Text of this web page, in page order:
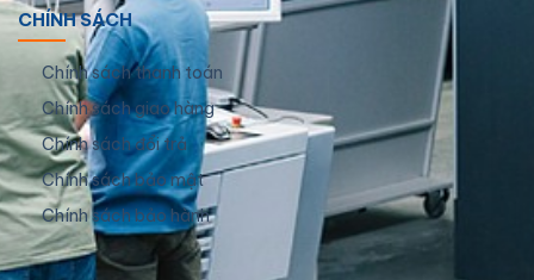
CHÍNH SÁCH
Chính sách thanh toán
Chính sách giao hàng
Chính sách đổi trả
Chính sách bảo mật
Chính sách bảo hành